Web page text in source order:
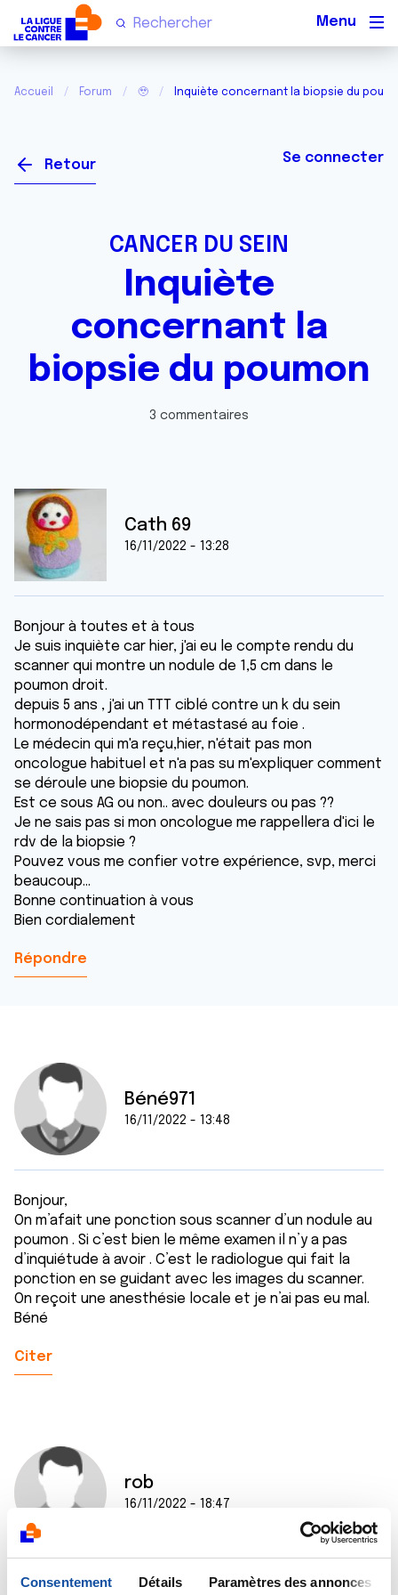
Consentement Détails Paramètres des annonces
Accueil Forum 🥹 Inquiète concernant la biopsie du
Retour Se connecter
CANCER DU SEIN
Inquiète
concernant la
biopsie du poumon
3 commentaires
Cath 69
16/11/2022 - 13:28
Bonjour à toutes et à tous
Je suis inquiète car hier, j'ai eu le compte rendu du
scanner qui montre un nodule de 1,5 cm dans le
poumon droit.
depuis 5 ans , j'ai un TTT ciblé contre un k du sein
hormonodépendant et métastasé au foie .
Le médecin qui m'a reçu,hier, n'était pas mon
oncologue habituel et n'a pas su m'expliquer comment
se déroule une biopsie du poumon.
Est ce sous AG ou non.. avec douleurs ou pas ??
Je ne sais pas si mon oncologue me rappellera d'ici le
rdv de la biopsie ?
Pouvez vous me confier votre expérience, svp, merci
beaucoup...
Bonne continuation à vous
Bien cordialement
Répondre
Béné971
16/11/2022 - 13:48
Bonjour,
On m’afait une ponction sous scanner d’un nodule au
poumon . Si c’est bien le même examen il n’y a pas
d’inquiétude à avoir . C’est le radiologue qui fait la
ponction en se guidant avec les images du scanner.
On reçoit une anesthésie locale et je n’ai pas eu mal.
Béné
Citer
rob
16/11/2022 - 18:47
Bonsoir catherine,